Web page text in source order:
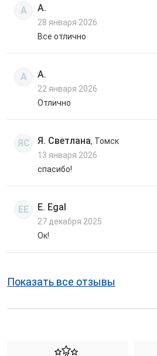
А А.
28 января 2026
Все отлично
А А.
22 января 2026
Отлично
ЯС Я. Светлана, Томск
13 января 2026
спасибо!
EE E. Egal
27 декабря 2025
Ок!
Показать все отзывы